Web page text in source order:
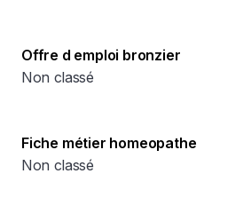
Offre d emploi bronzier
Non classé
Fiche métier homeopathe
Non classé